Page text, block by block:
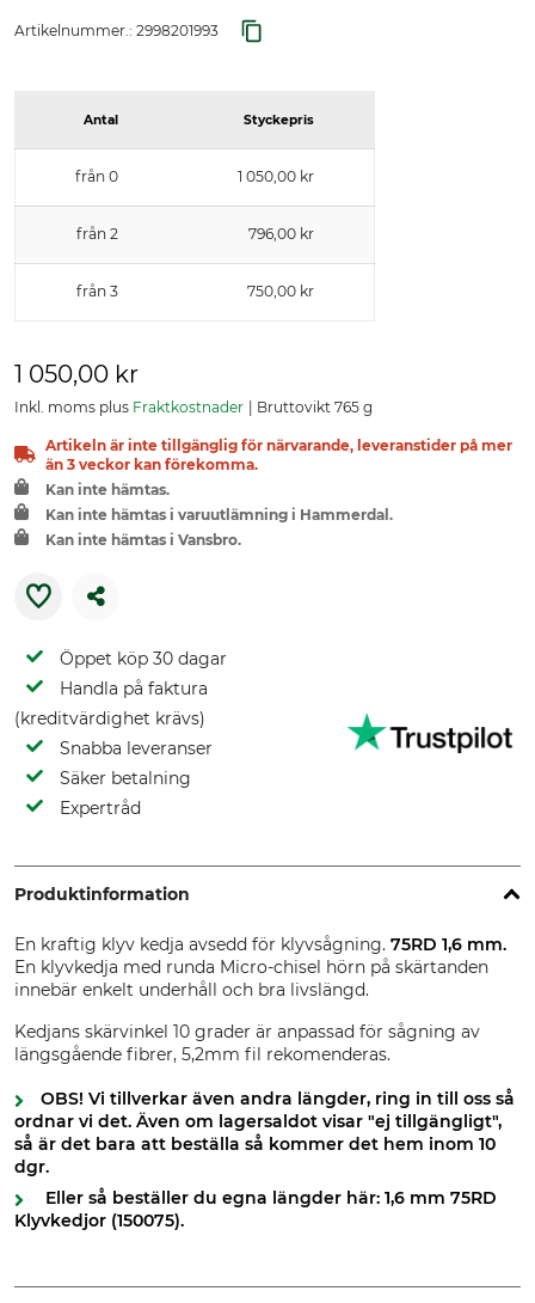
Artikelnummer.: 2998201993
Antal Styckepris
från 0 1 050,00 kr
från 2 796,00 kr
från 3 750,00 kr
1 050,00 kr
Inkl. moms plus Fraktkostnader Bruttovikt 765 g
Artikeln är inte tillgänglig för närvarande, leveranstider på mer
än 3 veckor kan förekomma.
Kan inte hämtas.
Kan inte hämtas i varuutlämning i Hammerdal.
Kan inte hämtas i Vansbro.
Öppet köp 30 dagar
Handla på faktura
(kreditvärdighet krävs)
Snabba leveranser
Säker betalning
Expertråd
Produktinformation
En kraftig klyv kedja avsedd för klyvsågning. 75RD 1,6 mm.
En klyvkedja med runda Micro-chisel hörn på skärtanden
innebär enkelt underhåll och bra livslängd.
Kedjans skärvinkel 10 grader är anpassad för sågning av
längsgående fibrer, 5,2mm fil rekomenderas.
OBS! Vi tillverkar även andra längder, ring in till oss så
ordnar vi det. Även om lagersaldot visar "ej tillgängligt",
så är det bara att beställa så kommer det hem inom 10
dgr.
Eller så beställer du egna längder här: 1,6 mm 75RD
Klyvkedjor (150075).